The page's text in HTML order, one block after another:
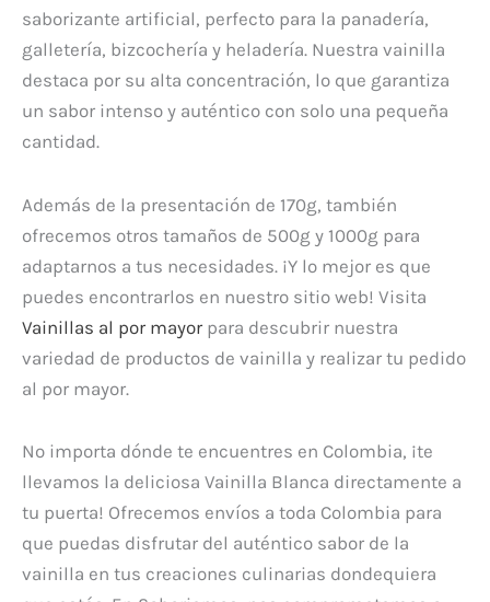
saborizante artificial, perfecto para la panadería,
galletería, bizcochería y heladería. Nuestra vainilla
destaca por su alta concentración, lo que garantiza
un sabor intenso y auténtico con solo una pequeña
cantidad.
Además de la presentación de 170g, también
ofrecemos otros tamaños de 500g y 1000g para
adaptarnos a tus necesidades. ¡Y lo mejor es que
puedes encontrarlos en nuestro sitio web! Visita
Vainillas al por mayor para descubrir nuestra
variedad de productos de vainilla y realizar tu pedido
al por mayor.
No importa dónde te encuentres en Colombia, ¡te
llevamos la deliciosa Vainilla Blanca directamente a
tu puerta! Ofrecemos envíos a toda Colombia para
que puedas disfrutar del auténtico sabor de la
vainilla en tus creaciones culinarias dondequiera